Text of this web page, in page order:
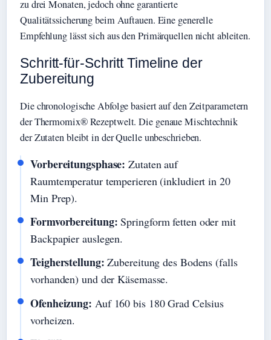
zu drei Monaten, jedoch ohne garantierte
Qualitätssicherung beim Auftauen. Eine generelle
Empfehlung lässt sich aus den Primärquellen nicht ableiten.
Schritt-für-Schritt Timeline der
Zubereitung
Die chronologische Abfolge basiert auf den Zeitparametern
der Thermomix® Rezeptwelt. Die genaue Mischtechnik
der Zutaten bleibt in der Quelle unbeschrieben.
Vorbereitungsphase: Zutaten auf
Raumtemperatur temperieren (inkludiert in 20
Min Prep).
Formvorbereitung: Springform fetten oder mit
Backpapier auslegen.
Teigherstellung: Zubereitung des Bodens (falls
vorhanden) und der Käsemasse.
Ofenheizung: Auf 160 bis 180 Grad Celsius
vorheizen.